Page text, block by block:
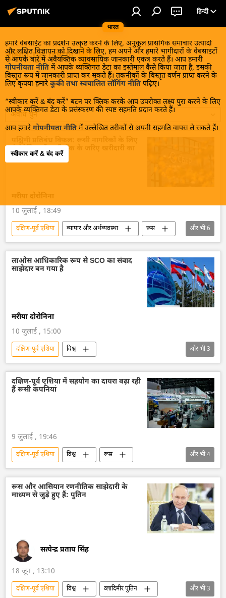
भारत
हिन्दी
हमारे वेबसाईट का प्रदर्शन उत्कृष्ट करने के लिए, अनुकूल प्रासंगिक समाचार उत्पादों
और लक्षित विज्ञापन को दिखाने के लिए, हम अपने और हमारे भागीदारों के वेबसाइटों
से आपके बारे में अवैयक्तिक व्यावसायिक जानकारी एकत्र करते हैं। आप हमारी
गोपनीयता नीति में आपके व्यक्तिगत डेटा का इस्तेमाल कैसे किया जाता है, इसकी
विस्तृत रूप में जानकारी प्राप्त कर सकते हैं। तकनीकों के विस्तृत वर्णन प्राप्त करने के
लिए कृपया हमारे कूकी तथा स्वचालित लॉगिंग नीति पढ़िए।
“स्वीकार करें & बंद करें” बटन पर क्लिक करके आप उपरोक्त लक्ष्य पुरा करने के लिए
आपके व्यक्तिगत डेटा के प्रसंस्करण की स्पष्ट सहमति प्रदान करते हैं।
आप हमारे गोपनीयता नीति में उल्लेखित तरीकों से अपनी सहमति वापस ले सकते हैं।
स्वीकार करें & बंद करें
दक्षिण-पूर्व एशिया
अवधि चुनें
इंडोनेशिया में रूसी बैंक के जरिए खरीदारी का
भुगतान शुरू
मरीया दोरोनिना
10 जुलाई , 18:49
दक्षिण-पूर्व एशिया व्यापार और अर्थव्यवस्था
रूस
रूस का विकास
द्विपक्षीय व्यापार
द्विपक्षीय रिश्ते
इंडोनेशिया
राष्ट्रीय मुद्राओं में व्यापार
और भी6
लाओस आधिकारिक रूप से SCO का संवाद
साझेदार बन गया है
मरीया दोरोनिना
10 जुलाई , 15:00
दक्षिण-पूर्व एशिया
विश्व
शंघाई सहयोग संगठन (SCO)
ASEAN
लाओस
और भी3
दक्षिण-पूर्व एशिया में सहयोग का दायरा बढ़ा रही
हैं रूसी कंपनियां
9 जुलाई , 19:46
दक्षिण-पूर्व एशिया विश्व
रूस
रूस का विकास
द्विपक्षीय रिश्ते
इंडोनेशिया
तकनीकी विकास
और भी4
रूस और आसियान रणनीतिक साझेदारी के
माध्यम से जुड़े हुए हैं: पुतिन
सत्येन्द्र प्रताप सिंह
18 जून , 13:10
दक्षिण-पूर्व एशिया विश्व
व्लादिमीर पुतिन
और भी3